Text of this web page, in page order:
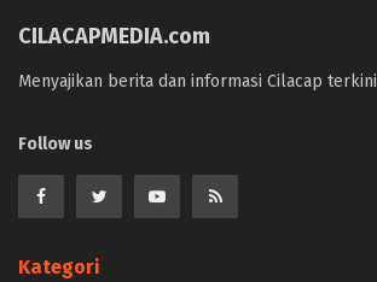
CILACAPMEDIA.com
Menyajikan berita dan informasi Cilacap terkini
Follow us
Kategori